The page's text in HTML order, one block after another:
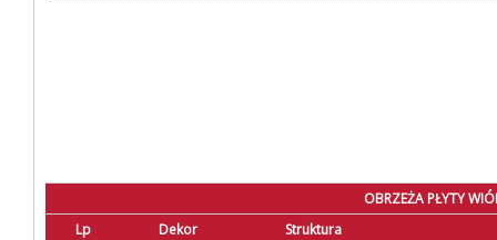
OBRZEŻA PŁYTY
Lp
Dekor Struktura